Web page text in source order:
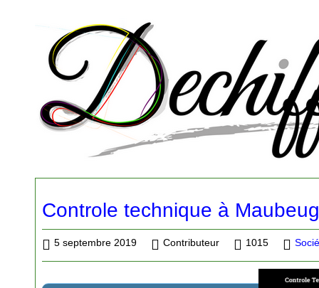
Controle technique à
5 septembre 2019 Contributeur 1015